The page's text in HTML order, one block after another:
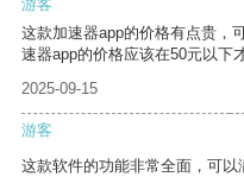
游客
这款加速器app的价格有点贵，
速器app的价格应该在50元以下
2025-09-15
游客
这款软件的功能非常全面，可以